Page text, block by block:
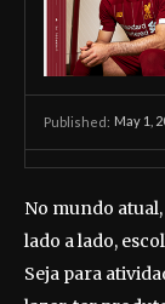
Published: May 1,
No mundo
lado a lado,
Seja para